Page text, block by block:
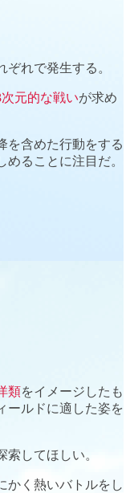
ぞれで発生する。
次元的な戦いが求め
を含めた行動をする
めることに注目だ。
類をイメージしたも
ールドに適した姿を
してほしい。
かく 熱いバトルをし